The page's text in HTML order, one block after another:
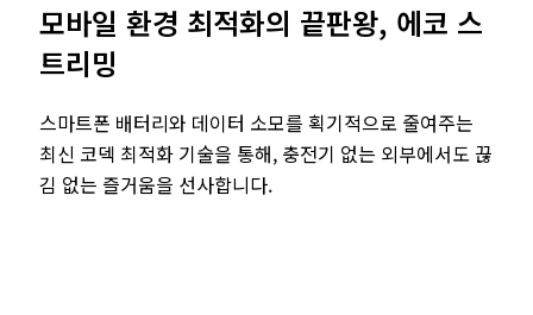
모바일 환경 최적화의 끝판왕, 에코 스
트리밍
스마트폰 배터리와 데이터 소모를 획기적으로 줄여주는
최신 코덱 최적화 기술을 통해, 충전기 없는 외부에서도 끊
김 없는 즐거움을 선사합니다.